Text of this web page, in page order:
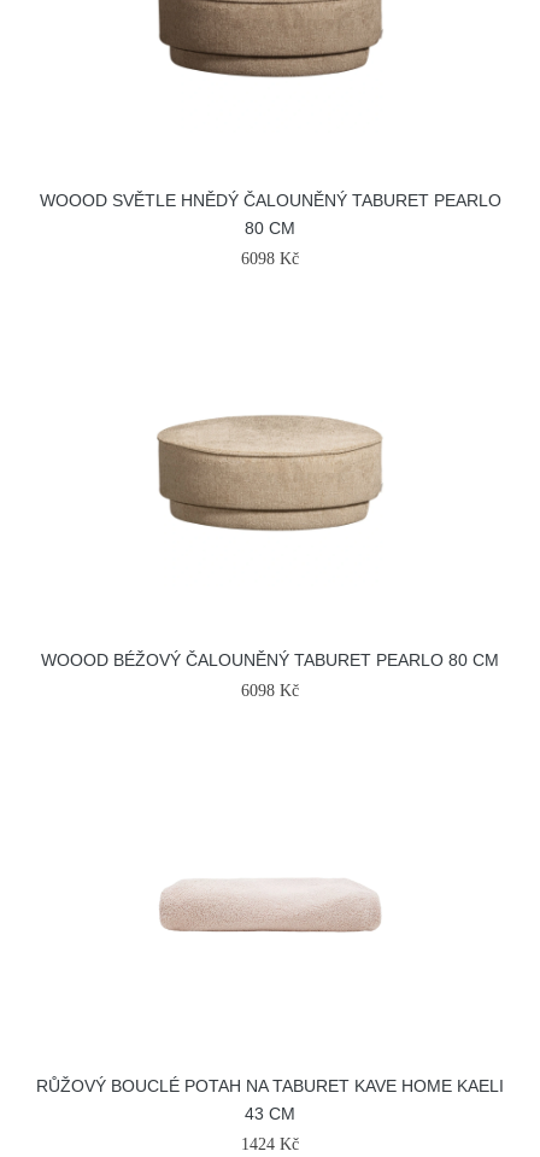
WOOOD SVĚTLE HNĚDÝ ČALOUNĚNÝ TABURET PEARLO
80 CM
6098 Kč
WOOOD BÉŽOVÝ ČALOUNĚNÝ TABURET PEARLO 80 CM
6098 Kč
RŮŽOVÝ BOUCLÉ POTAH NA TABURET KAVE HOME KAELI
43 CM
1424 Kč